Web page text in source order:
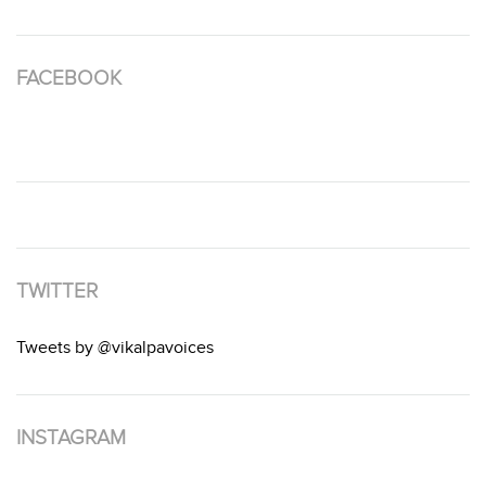
FACEBOOK
TWITTER
Tweets by @vikalpavoices
INSTAGRAM